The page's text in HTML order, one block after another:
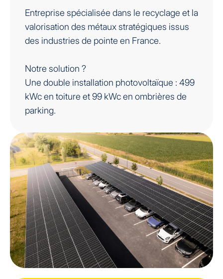
Entreprise spécialisée dans le recyclage et la
valorisation des métaux stratégiques issus
des industries de pointe en France.
Notre solution ?
Une double installation photovoltaïque : 499
kWc en toiture et 99 kWc en ombrières de
parking.